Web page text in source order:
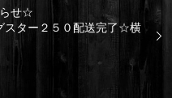
らせ☆
スター２５０配送完了☆横